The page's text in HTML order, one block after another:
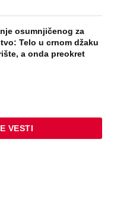
osumnjičenog za
Telo u crnom džaku
a onda preokret
VESTI